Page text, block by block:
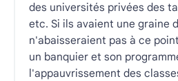
des universités privées des
etc. Si ils avaient une graine
n'abaisseraient pas à ce
un banquier et son
l'appauvrissement des